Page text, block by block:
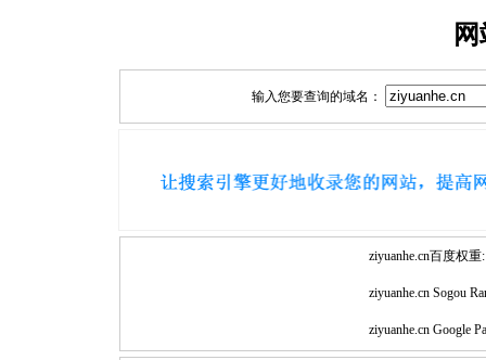
输入您要查询的域名：
ziyuanhe.cn百度权重:
ziyuanhe.cn Sogou
ziyuanhe.cn Google